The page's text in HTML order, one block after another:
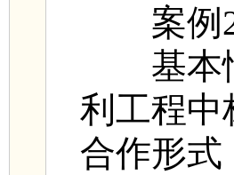
案例2
基本情
利工程中
合作形式